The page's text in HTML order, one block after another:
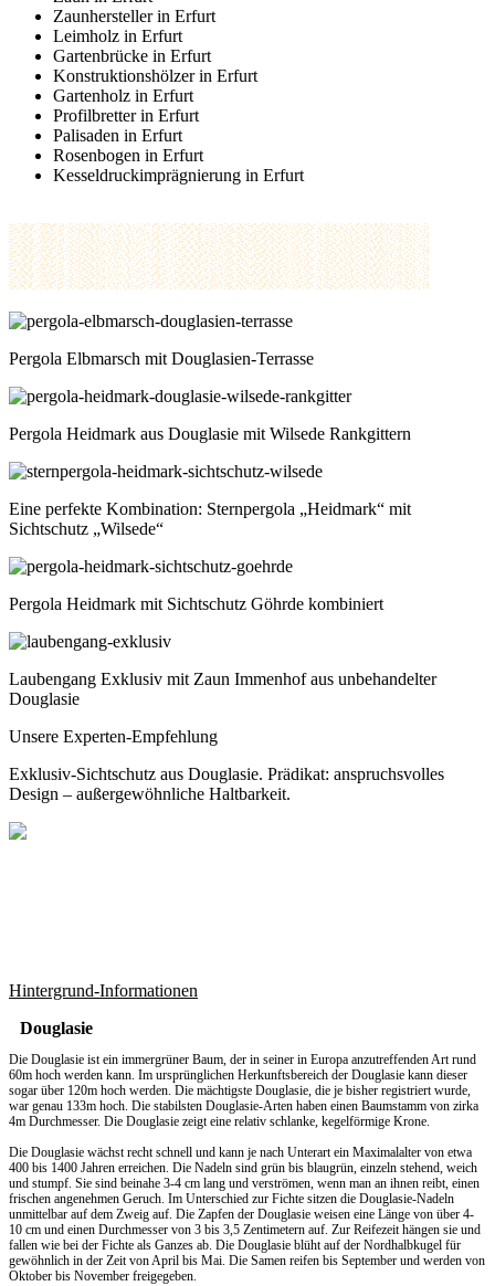
Zaunhersteller in Erfurt
Leimholz in Erfurt
Gartenbrücke in Erfurt
Konstruktionshölzer in Erfurt
Gartenholz in Erfurt
Profilbretter in Erfurt
Palisaden in Erfurt
Rosenbogen in Erfurt
Kesseldruckimprägnierung in Erfurt
Pergola Elbmarsch mit Douglasien-Terrasse
Pergola Heidmark aus Douglasie mit Wilsede Rankgittern
Eine perfekte Kombination: Sternpergola „Heidmark“ mit
Sichtschutz „Wilsede“
Pergola Heidmark mit Sichtschutz Göhrde kombiniert
Laubengang Exklusiv mit Zaun Immenhof aus unbehandelter
Douglasie
Unsere Experten-Empfehlung
Exklusiv-Sichtschutz aus Douglasie. Prädikat: anspruchsvolles
Design – außergewöhnliche Haltbarkeit.
Hintergrund-Informationen
Douglasie
Die Douglasie ist ein immergrüner Baum, der in seiner in Europa anzutreffenden Art rund
60m hoch werden kann. Im ursprünglichen Herkunftsbereich der Douglasie kann dieser
sogar über 120m hoch werden. Die mächtigste Douglasie, die je bisher registriert wurde,
war genau 133m hoch. Die stabilsten Douglasie-Arten haben einen Baumstamm von zirka
4m Durchmesser. Die Douglasie zeigt eine relativ schlanke, kegelförmige Krone.
Die Douglasie wächst recht schnell und kann je nach Unterart ein Maximalalter von etwa
400 bis 1400 Jahren erreichen. Die Nadeln sind grün bis blaugrün, einzeln stehend, weich
und stumpf. Sie sind beinahe 3-4 cm lang und verströmen, wenn man an ihnen reibt, einen
frischen angenehmen Geruch. Im Unterschied zur Fichte sitzen die Douglasie-Nadeln
unmittelbar auf dem Zweig auf. Die Zapfen der Douglasie weisen eine Länge von über 4-
10 cm und einen Durchmesser von 3 bis 3,5 Zentimetern auf. Zur Reifezeit hängen sie und
fallen wie bei der Fichte als Ganzes ab. Die Douglasie blüht auf der Nordhalbkugel für
gewöhnlich in der Zeit von April bis Mai. Die Samen reifen bis September und werden von
Oktober bis November freigegeben.